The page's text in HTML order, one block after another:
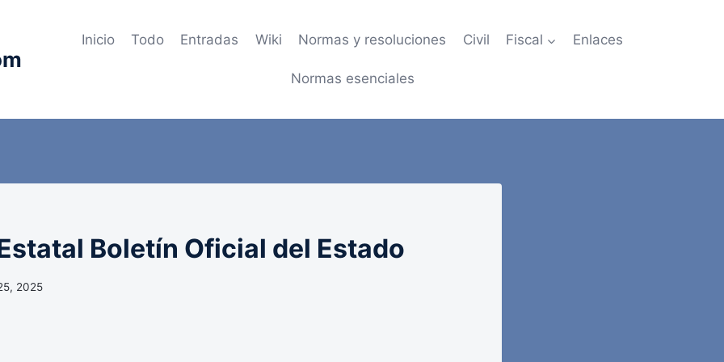
Inicio Todo Entradas Wiki Normas y resoluciones Civil Fiscal Enlaces
Normas esenciales
Boletín Oficial del Estado
2025